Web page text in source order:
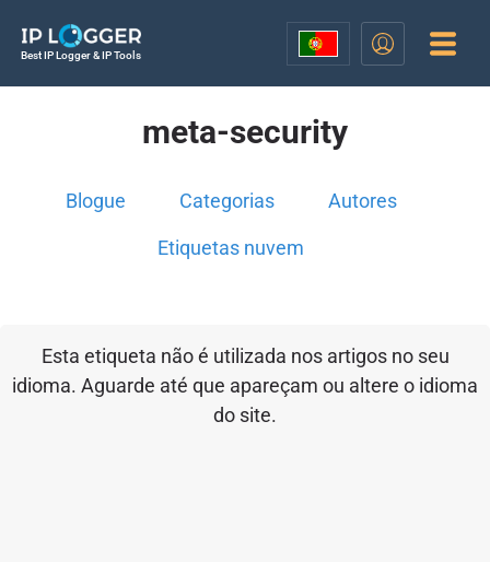
Best IP Logger & IP Tools
meta-security
Blogue Categorias Autores
Etiquetas nuvem